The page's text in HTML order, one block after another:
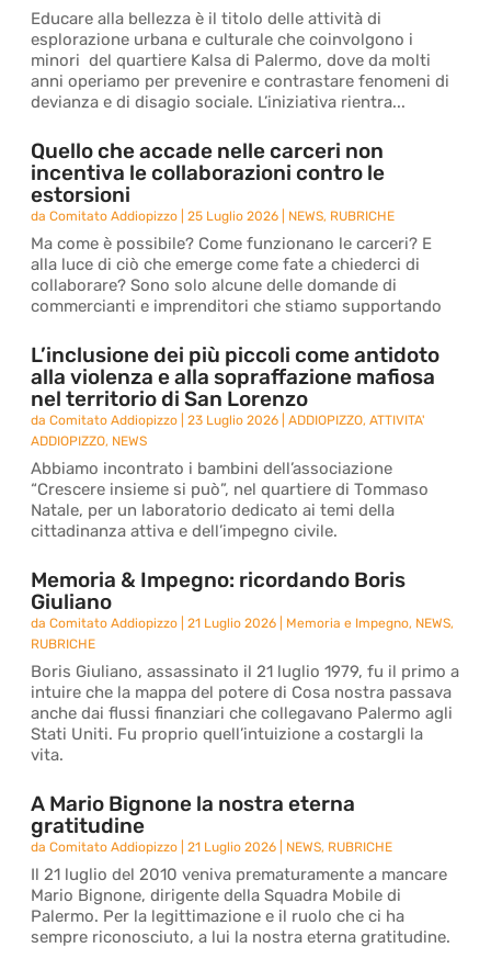
Educare alla bellezza è il titolo delle attività di
esplorazione urbana e culturale che coinvolgono i
minori del quartiere Kalsa di Palermo, dove da molti
anni operiamo per prevenire e contrastare fenomeni di
devianza e di disagio sociale. L’iniziativa rientra...
Quello che accade nelle carceri non
incentiva le collaborazioni contro le
estorsioni
daComitato Addiopizzo |25 Luglio 2026 NEWS, RUBRICHE
Ma come è possibile? Come funzionano le carceri? E
alla luce di ciò che emerge come fate a chiederci di
collaborare? Sono solo alcune delle domande di
commercianti e imprenditori che stiamo supportando
L’inclusione dei più piccoli come antidoto
alla violenza e alla sopraffazione mafiosa
nel territorio di San Lorenzo
daComitato Addiopizzo |23 Luglio 2026 |ADDIOPIZZO,ATTIVITA'
ADDIOPIZZO, NEWS
Abbiamo incontrato i bambini dell’associazione
“Crescere insieme si può”, nel quartiere di Tommaso
Natale, per un laboratorio dedicato ai temi della
cittadinanza attiva e dell’impegno civile.
Memoria & Impegno: ricordando Boris
Giuliano
daComitato Addiopizzo |21 Luglio 2026 Memoria e Impegno, NEWS,
RUBRICHE
Boris Giuliano, assassinato il 21 luglio 1979, fu il primo a
intuire che la mappa del potere di Cosa nostra passava
anche dai flussi finanziari che collegavano Palermo agli
Stati Uniti. Fu proprio quell’intuizione a costargli la
vita.
A Mario Bignone la nostra eterna
gratitudine
daComitato Addiopizzo |21 Luglio 2026 NEWS, RUBRICHE
Il 21 luglio del 2010 veniva prematuramente a mancare
Mario Bignone, dirigente della Squadra Mobile di
Palermo. Per la legittimazione e il ruolo che ci ha
sempre riconosciuto, a lui la nostra eterna gratitudine.